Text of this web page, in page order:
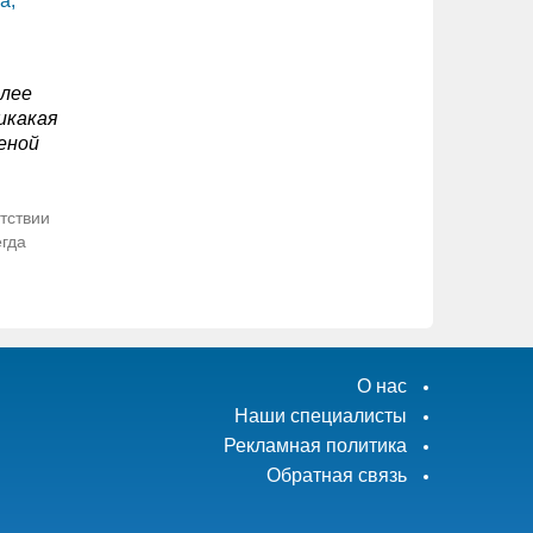
О нас
Наши специалисты
Рекламная политика
Обратная связь